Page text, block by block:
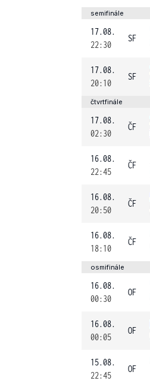
semifinále
17.08.
22:30
SF
17.08.
20:10
SF
čtvrtfinále
17.08.
02:30
ČF
16.08.
22:45
ČF
16.08.
20:50
ČF
16.08.
18:10
ČF
osmifinále
16.08.
00:30
OF
16.08.
00:05
OF
15.08.
22:45
OF